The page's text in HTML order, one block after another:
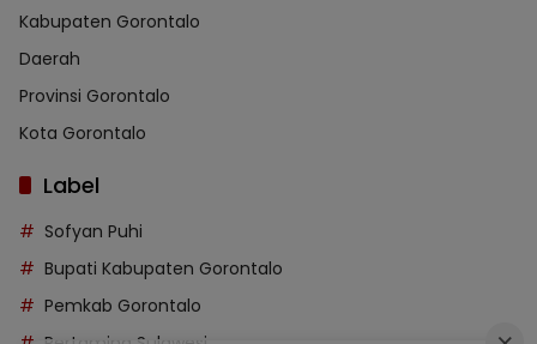
Kabupaten Gorontalo
Daerah
Provinsi Gorontalo
Kota Gorontalo
Label
Sofyan Puhi
Bupati Kabupaten Gorontalo
Pemkab Gorontalo